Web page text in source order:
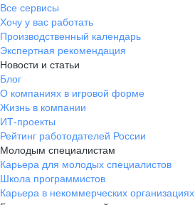
Все сервисы
Хочу у вас работать
Производственный календарь
Экспертная рекомендация
Новости и статьи
Блог
О компаниях в игровой форме
Жизнь в компании
ИТ-проекты
Рейтинг работодателей России
Молодым специалистам
Карьера для молодых специалистов
Школа программистов
Карьера в некоммерческих организациях